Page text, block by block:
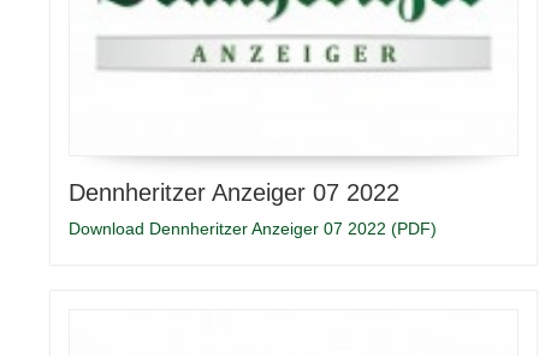
Dennheritzer Anzeiger 07 2022
Download Dennheritzer Anzeiger 07 2022 (PDF)